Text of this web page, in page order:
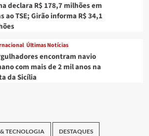
declara R$ 178,7 milhões em
ao TSE; Girão informa R$ 34,1
Últimas Notícias
encontram navio
com mais de 2 mil anos na
da Sicília
TECNOLOGIA DESTAQUES